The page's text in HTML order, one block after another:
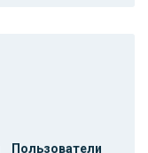
Пользователи